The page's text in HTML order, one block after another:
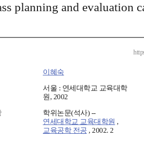
planning and evaluation
이혜숙
서울 : 연세대학교 교육대학
원, 2002
학위논문(석사) --
연세대학교 교육대학원 ,
교육공학 전공 , 2002. 2